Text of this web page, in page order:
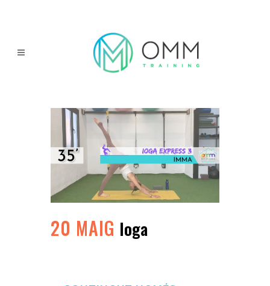
20 MAIG Ioga